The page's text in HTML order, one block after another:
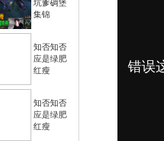
坑爹碉堡
集锦
知否知否
应是绿肥
红瘦
知否知否
应是绿肥
红瘦